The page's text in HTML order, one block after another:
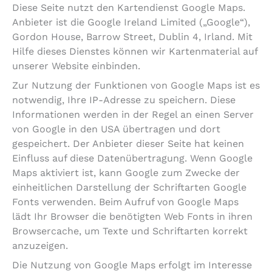
Diese Seite nutzt den Kartendienst Google Maps.
Anbieter ist die Google Ireland Limited („Google“),
Gordon House, Barrow Street, Dublin 4, Irland. Mit
Hilfe dieses Dienstes können wir Kartenmaterial auf
unserer Website einbinden.
Zur Nutzung der Funktionen von Google Maps ist es
notwendig, Ihre IP-Adresse zu speichern. Diese
Informationen werden in der Regel an einen Server
von Google in den USA übertragen und dort
gespeichert. Der Anbieter dieser Seite hat keinen
Einfluss auf diese Datenübertragung. Wenn Google
Maps aktiviert ist, kann Google zum Zwecke der
einheitlichen Darstellung der Schriftarten Google
Fonts verwenden. Beim Aufruf von Google Maps
lädt Ihr Browser die benötigten Web Fonts in ihren
Browsercache, um Texte und Schriftarten korrekt
anzuzeigen.
Die Nutzung von Google Maps erfolgt im Interesse